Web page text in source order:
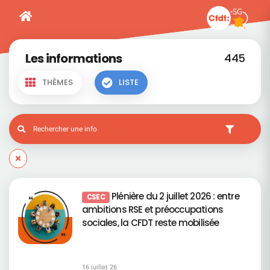
Les informations 445
THÈMES LISTE
CSEC Plénière du 2 juillet 2026 : entre
ambitions RSE et préoccupations
sociales, la CFDT reste mobilisée
16 juillet 26